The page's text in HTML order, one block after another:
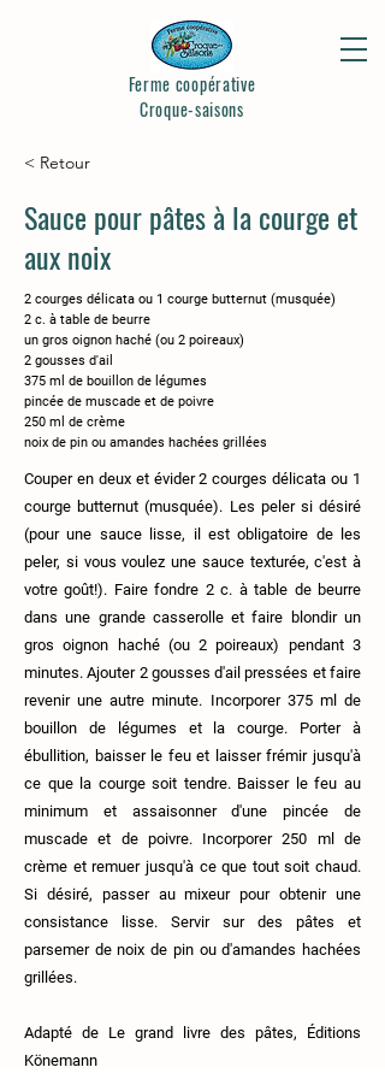
Ferme coopérative
Croque-saisons
< Retour
Sauce pour pâtes à la courge et
aux noix
2 courges délicata ou 1 courge butternut (musquée)
2 c. à table de beurre
un gros oignon haché (ou 2 poireaux)
2 gousses d'ail
375 ml de bouillon de légumes
pincée de muscade et de poivre
250 ml de crème
noix de pin ou amandes hachées grillées
Couper en deux et évider 2 courges délicata ou 1
courge butternut (musquée). Les peler si désiré
(pour une sauce lisse, il est obligatoire de les
peler, si vous voulez une sauce texturée, c'est à
votre goût!). Faire fondre 2 c. à table de beurre
dans une grande casserolle et faire blondir un
gros oignon haché (ou 2 poireaux) pendant 3
minutes. Ajouter 2 gousses d'ail pressées et faire
revenir une autre minute. Incorporer 375 ml de
bouillon de légumes et la courge. Porter à
ébullition, baisser le feu et laisser frémir jusqu'à
ce que la courge soit tendre. Baisser le feu au
minimum et assaisonner d'une pincée de
muscade et de poivre. Incorporer 250 ml de
crème et remuer jusqu'à ce que tout soit chaud.
Si désiré, passer au mixeur pour obtenir une
consistance lisse. Servir sur des pâtes et
parsemer de noix de pin ou d'amandes hachées
grillées.
Adapté de Le grand livre des pâtes, Éditions
Könemann